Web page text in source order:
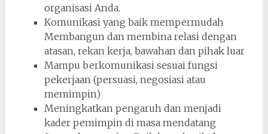
organisasi Anda.
Komunikasi yang baik mempermudah
Membangun dan membina relasi dengan
atasan, rekan kerja, bawahan dan pihak luar
Mampu berkomunikasi sesuai fungsi
pekerjaan (persuasi, negosiasi atau
memimpin)
Meningkatkan pengaruh dan menjadi
kader pemimpin di masa mendatang